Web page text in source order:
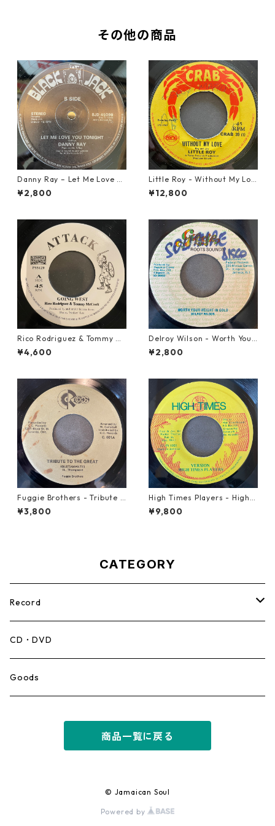
その他の商品
Danny Ray – Let Me Love Yo
u Tonight【12-30001】
¥2,800
Little Roy - Without My Lov
e【7-21990】
¥12,800
Rico Rodriguez & Tommy Mc
Cook - Going West【7-2198
3】
¥4,600
Delroy Wilson - Worth Your
Weight In Gold【7-21965】
¥2,800
Fuggie Brothers - Tribute T
o The Great【7-21765】
¥3,800
High Times Players - High T
imes Theme【7-21926】
¥9,800
CATEGORY
Record
Mento,Calypso,Ballad
Ska
CD・DVD
Goods
商品一覧に戻る
© Jamaican Soul
Powered by